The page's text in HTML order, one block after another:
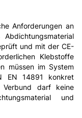
Anforderungen an
und mit der CE-
Klebstoffe
müssen im System
EN 14891 konkret
darf keine
und